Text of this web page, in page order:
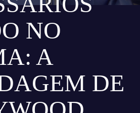
NO
A
DE